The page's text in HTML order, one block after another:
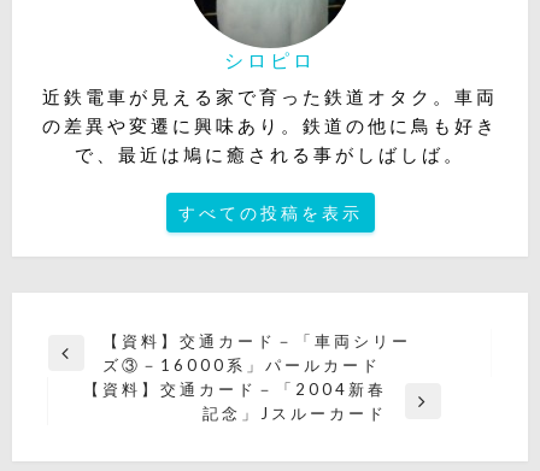
シロピロ
近鉄電車が見える家で育った鉄道オタク。車両
の差異や変遷に興味あり。鉄道の他に鳥も好き
で、最近は鳩に癒される事がしばしば。
すべての投稿を表示
投
前
【資料】交通カード－「車両シリー
ズ③－16000系」パールカード
投
【資料】交通カード－「2004新春
記念」Jスルーカード